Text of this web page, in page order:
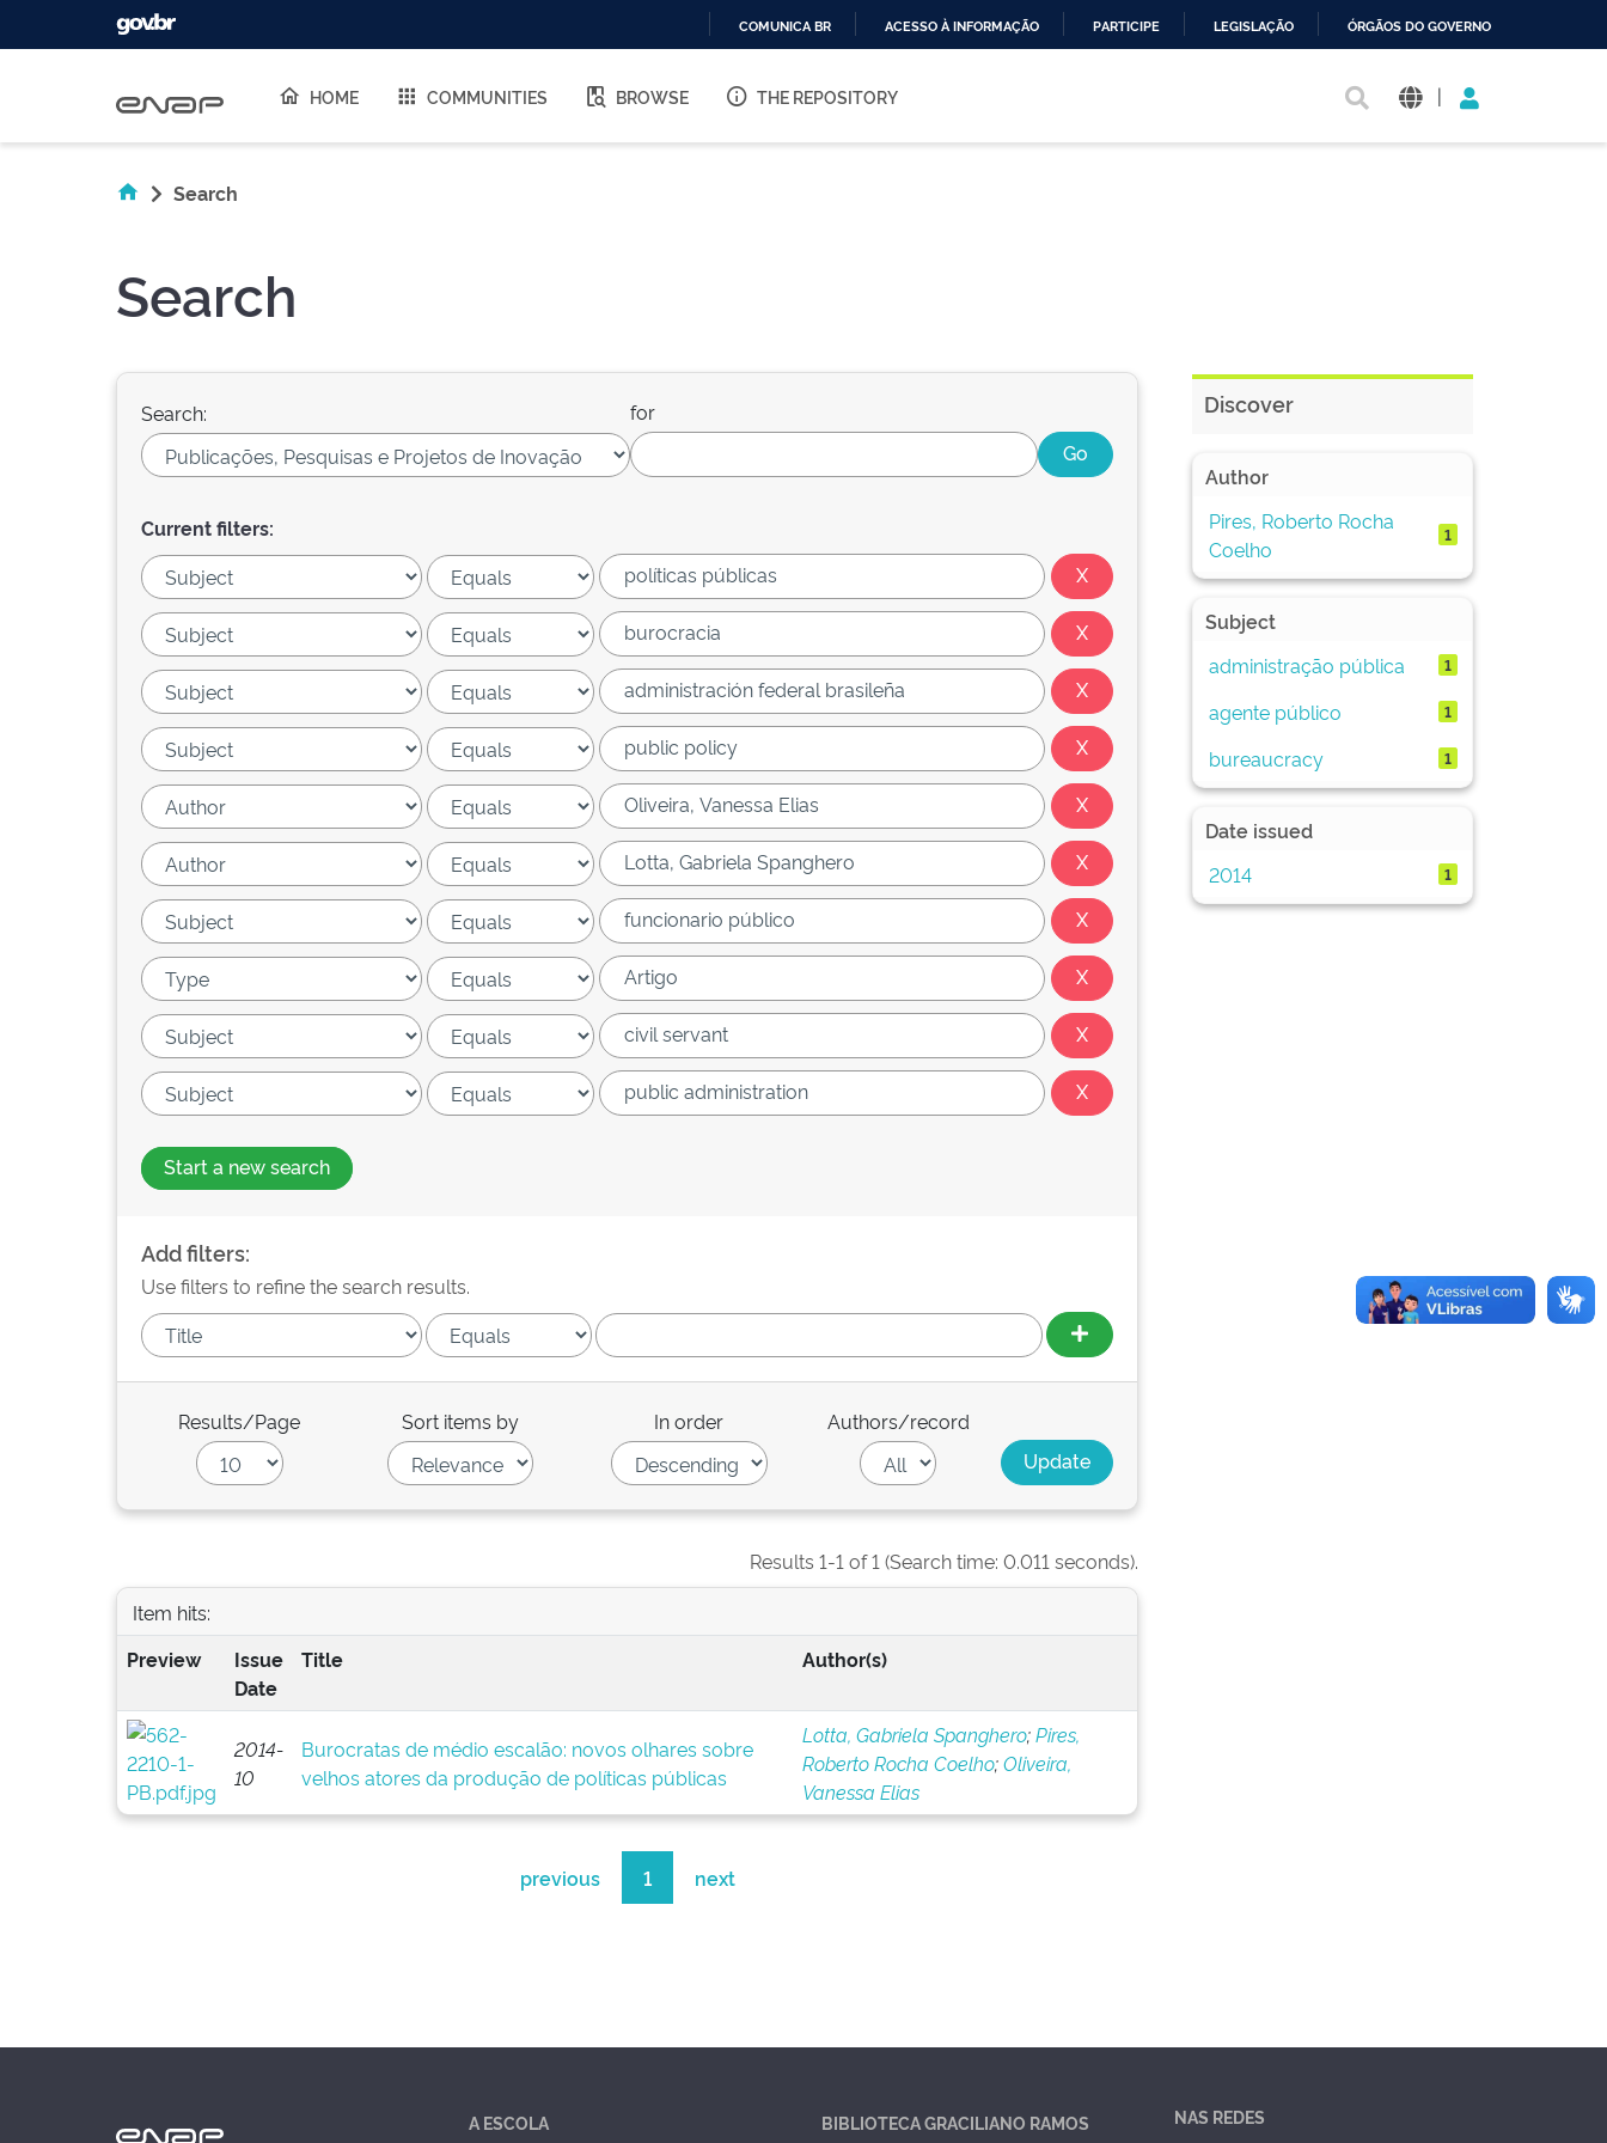
O
COMUNICA BR ACESSO À INFORMAÇÃO PARTICIPE LEGISLAÇÃO ÓRGÃOS DO GOVERNO
HOME COMMUNITIES BROWSE THE REPOSITORY |
Search
Search
Search: for
Current filters:
Start a new search
Add filters:
Use filters to refine the search results.
Results/Page Sort items by In order Authors/record
Results 1-1 of 1 (Search time: 0.011 seconds).
Item hits:
Preview
Issue
Date
Title Author(s)
2014-
10
Burocratas de médio escalão: novos olhares sobre
velhos atores da produção de políticas públicas
Lotta, Gabriela Spanghero;Pires,
Roberto Rocha Coelho;Oliveira,
Vanessa Elias
previous 1 next
Discover
Author
Pires, Roberto Rocha
Coelho
1
Subject
administração pública
1
agente público 1
bureaucracy 1
Date issued
2014
1
A ESCOLA BIBLIOTECA GRACILIANO RAMOS NAS REDES